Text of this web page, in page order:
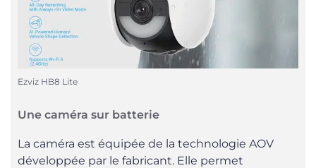
Ezviz HB8 Lite
Une caméra sur batterie
La caméra est équipée de la technologie AOV
développée par le fabricant. Elle permet